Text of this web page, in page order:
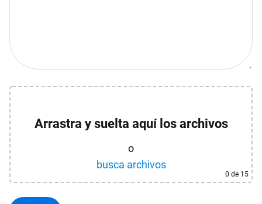
Arrastra y suelta aquí los archivos
o
busca archivos
0 de 15